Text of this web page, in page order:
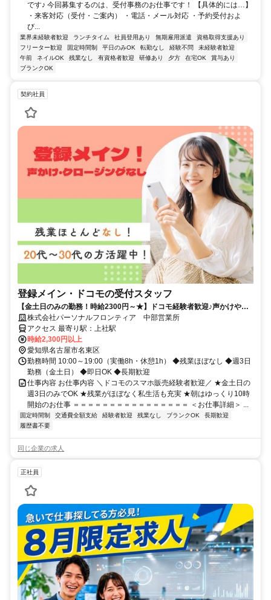
です♪ 今回募集するのは、受付事務のお仕事です！ 【具体的には…】
・来客対応（受付・ご案内） ・電話・メール対応 ・予約受付およ
び...
業界未経験者歓迎 ランチタイム 社員登用あり 無期雇用派遣
資格取得支援あり
フリーター歓迎
固定時間制 平日のみOK 転勤なし 経験不問
未経験者歓迎
午前
ネイルOK 残業なし 有資格者歓迎 研修あり 夕方 在宅OK
賞与あり
ブランクOK
契約社員
登録メイン・ドコモの受付スタッフ
【金土日のみの勤務！時給2300円～★】ドコモ経験者歓迎♪声かけやク
ロージングはナシ！
株式会社パーソナルフロンティア 中部営業所
アクセス 最寄り駅：上社駅
時給2,300円以上
愛知県名古屋市名東区
勤務時間 10:00～19:00（実働8h・休憩1h） ◆残業ほぼなし ◆週3日
勤務（金土日） ◆即日OK ◆長期歓迎
仕事内容 お仕事内容 ＼ドコモのスマホ販売経験者歓迎／ ★金土日の
週3日のみでOK ★残業がほぼなく私生活も充実 ★朝はゆっくり10時
開始のお仕事 ＝＝＝＝＝＝＝＝＝＝＝＝＝＝＝＝ ＜お仕事詳細＞ ...
固定時間制 交通費全額支給 経験者歓迎 残業なし ブランクOK
長期歓迎
履歴書不要
同じ企業の求人
正社員